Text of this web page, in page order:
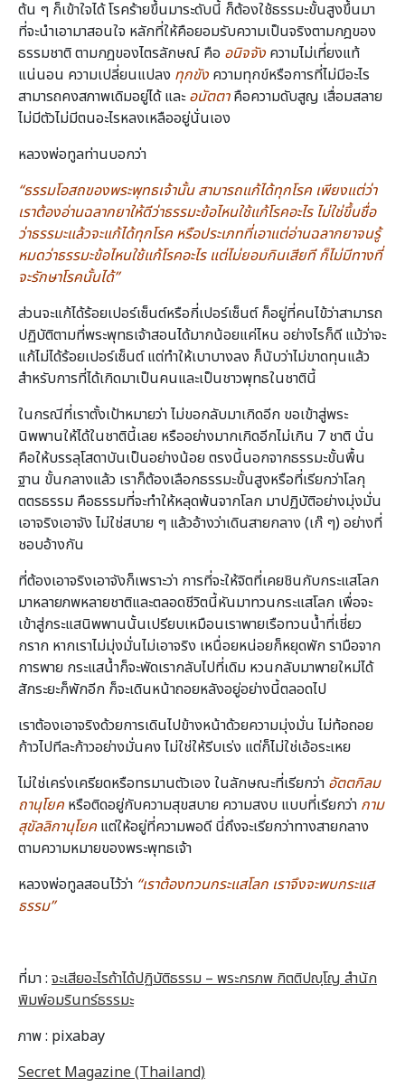
ต้น ๆ ก็เข้าใจได้ โรคร้ายขึ้นมาระดับนี้ ก็ต้องใช้ธรรมะขั้นสูงขึ้นมา
ที่จะนำเอามาสอนใจ หลักที่ให้คือยอมรับความเป็นจริงตามกฎของ
ธรรมชาติ ตามกฎของไตรลักษณ์ คือ อนิจจัง ความไม่เที่ยงแท้
แน่นอน ความเปลี่ยนแปลง ทุกขัง ความทุกข์หรือการที่ไม่มีอะไร
สามารถคงสภาพเดิมอยู่ได้ และอนัตตาคือความดับสูญ เสื่อมสลาย
ไม่มีตัวไม่มีตนอะไรหลงเหลืออยู่นั่นเอง
หลวงพ่อทูลท่านบอกว่า
“ธรรมโอสถของพระพุทธเจ้านั้น สามารถแก้ได้ทุกโรค เพียงแต่ว่า
เราต้องอ่านฉลากยาให้ดีว่าธรรมะข้อไหนใช้แก้โรคอะไร ไม่ใช่ขึ้นชื่อ
ว่าธรรมะแล้วจะแก้ได้ทุกโรค หรือประเภทที่เอาแต่อ่านฉลากยาจนรู้
หมดว่าธรรมะข้อไหนใช้แก้โรคอะไร แต่ไม่ยอมกินเสียที ก็ไม่มีทางที่
จะรักษาโรคนั้นได้”
ส่วนจะแก้ได้ร้อยเปอร์เซ็นต์หรือกี่เปอร์เซ็นต์ ก็อยู่ที่คนไข้ว่าสามารถ
ปฏิบัติตามที่พระพุทธเจ้าสอนได้มากน้อยแค่ไหน อย่างไรก็ดี แม้ว่าจะ
แก้ไม่ได้ร้อยเปอร์เซ็นต์ แต่ทำให้เบาบางลง ก็นับว่าไม่ขาดทุนแล้ว
สำหรับการที่ได้เกิดมาเป็นคนและเป็นชาวพุทธในชาตินี้
ในกรณีที่เราตั้งเป้าหมายว่า ไม่ขอกลับมาเกิดอีก ขอเข้าสู่พระ
นิพพานให้ได้ในชาตินี้เลย หรืออย่างมากเกิดอีกไม่เกิน 7 ชาติ นั่น
คือให้บรรลุโสดาบันเป็นอย่างน้อย ตรงนี้นอกจากธรรมะขั้นพื้น
ฐาน ขั้นกลางแล้ว เราก็ต้องเลือกธรรมะขั้นสูงหรือที่เรียกว่าโลกุ
ตตรธรรม คือธรรมที่จะทำให้หลุดพ้นจากโลก มาปฏิบัติอย่างมุ่งมั่น
เอาจริงเอาจัง ไม่ใช่สบาย ๆ แล้วอ้างว่าเดินสายกลาง (เก๊ ๆ) อย่างที่
ชอบอ้างกัน
ที่ต้องเอาจริงเอาจังก็เพราะว่า การที่จะให้จิตที่เคยชินกับกระแสโลก
มาหลายภพหลายชาติและตลอดชีวิตนี้หันมาทวนกระแสโลก เพื่อจะ
เข้าสู่กระแสนิพพานนั้นเปรียบเหมือนเราพายเรือทวนน้ำที่เชี่ยว
กราก หากเราไม่มุ่งมั่นไม่เอาจริง เหนื่อยหน่อยก็หยุดพัก รามือจาก
การพาย กระแสน้ำก็จะพัดเรากลับไปที่เดิม หวนกลับมาพายใหม่ได้
สักระยะก็พักอีก ก็จะเดินหน้าถอยหลังอยู่อย่างนี้ตลอดไป
เราต้องเอาจริงด้วยการเดินไปข้างหน้าด้วยความมุ่งมั่น ไม่ท้อถอย
ก้าวไปทีละก้าวอย่างมั่นคง ไม่ใช่ให้รีบเร่ง แต่ก็ไม่ใช่เอ้อระเหย
ไม่ใช่เคร่งเครียดหรือทรมานตัวเอง ในลักษณะที่เรียกว่า อัตตกิลม
ถานุโยค หรือติดอยู่กับความสุขสบาย ความสงบ แบบที่เรียกว่า กาม
สุขัลลิกานุโยค แต่ให้อยู่ที่ความพอดี นี่ถึงจะเรียกว่าทางสายกลาง
ตามความหมายของพระพุทธเจ้า
หลวงพ่อทูลสอนไว้ว่า “เราต้องทวนกระแสโลก เราจึงจะพบกระแส
ธรรม”
ที่มา : จะเสียอะไรถ้าได้ปฏิบัติธรรม – พระกรภพ กิตติปญฺโญ สำนัก
พิมพ์อมรินทร์ธรรมะ
ภาพ : pixabay
Secret Magazine (Thailand)